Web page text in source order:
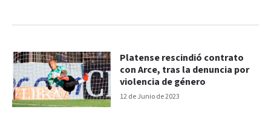
12 de Junio de 2023
Platense rescindió contrato
con Arce, tras la denuncia por
violencia de género